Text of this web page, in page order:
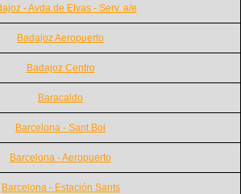
- Avda.de Elvas - Serv. a/e
Badajoz Aeropuerto
Badajoz Centro
Baracaldo
Barcelona - Sant Boi
Barcelona - Aeropuerto
Barcelona - Estación Sants